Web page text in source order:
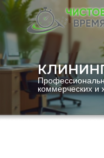
коммерческих